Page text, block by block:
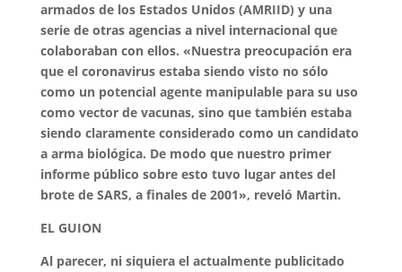
armados de los Estados Unidos (AMRIID) y una
serie de otras agencias a nivel internacional que
colaboraban con ellos. «Nuestra preocupación era
que el coronavirus estaba siendo visto no sólo
como un potencial agente manipulable para su uso
como vector de vacunas, sino que también estaba
siendo claramente considerado como un candidato
a arma biológica. De modo que nuestro primer
informe público sobre esto tuvo lugar antes del
brote de SARS, a finales de 2001», reveló Martin.
EL GUION
Al parecer, ni siquiera el actualmente publicitado